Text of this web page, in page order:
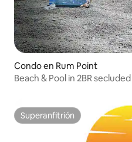
Condo en Rum Point
Beach & Pool in 2BR
Superanfitrión
Superanfitrión